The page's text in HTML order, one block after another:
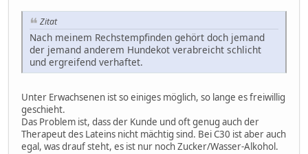
Zitat
Nach meinem Rechstempfinden gehört doch jemand
der jemand anderem Hundekot verabreicht schlicht
und ergreifend verhaftet.
Unter Erwachsenen ist so einiges möglich, so lange es freiwillig
geschieht.
Das Problem ist, dass der Kunde und oft genug auch der
Therapeut des Lateins nicht mächtig sind. Bei C30 ist aber auch
egal, was drauf steht, es ist nur noch Zucker/Wasser-Alkohol.